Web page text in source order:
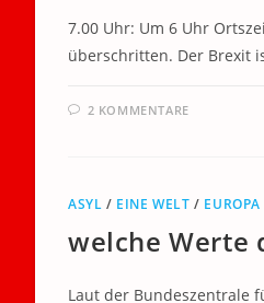
7.00 Uhr: Um 6 Uhr
überschritten. Der Brexit
2 KOMMENTARE
ASYL / EINE WELT / EUROPA
welche Werte
Laut der Bundeszentrale